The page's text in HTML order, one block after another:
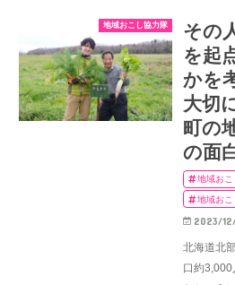
地域おこし協力隊
その
を起
かを
大切
町の
の面
地域お
地域お
2023/
北海道北
口約3,000